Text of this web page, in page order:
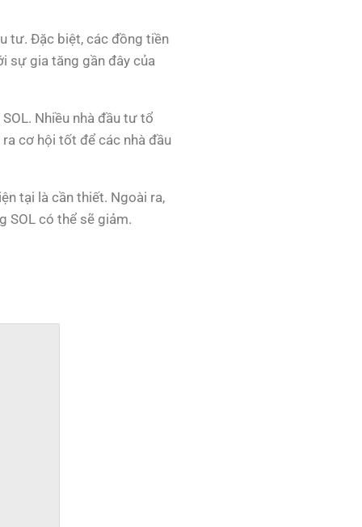
tư. Đặc biệt, các đồng tiền
sự gia tăng gần đây của
Nhiều nhà đầu tư tổ
cơ hội tốt để các nhà đầu
tại là cần thiết. Ngoài ra,
SOL có thể sẽ giảm.